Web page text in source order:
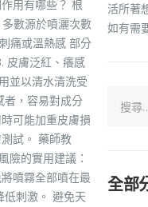
用有哪些？ 根
數源於噴灑次數
痛或溫熱感 部分
皮膚泛紅、癢感
並以清水清洗受
者，容易對成分
可能加重皮膚損
試。 藥師教
險的實用建議：
噴霧全部噴在最
刺激。 避免天
活所著
如有需
全部